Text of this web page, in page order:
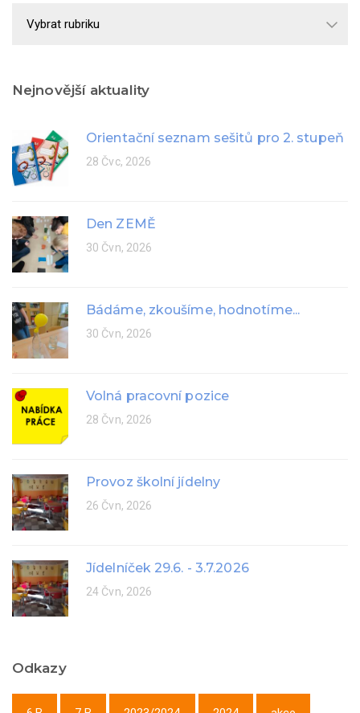
rok
Nejnovější aktuality
Orientační seznam sešitů pro 2. stupeň
28 Čvc, 2026
Den ZEMĚ
30 Čvn, 2026
Bádáme, zkoušíme, hodnotíme...
30 Čvn, 2026
Volná pracovní pozice
28 Čvn, 2026
Provoz školní jídelny
26 Čvn, 2026
Jídelníček 29.6. - 3.7.2026
24 Čvn, 2026
Odkazy